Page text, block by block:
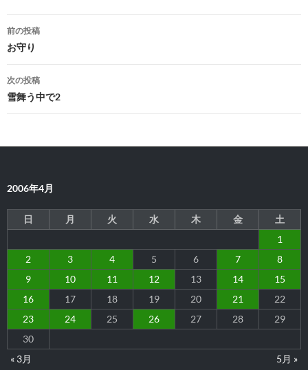
投
稿
ナ
ビ
ゲ
ー
ョ
前の投稿
お守り
次の投稿
雪舞う中で2
2006年4月
日 月 火 水 木 金
土
1
2
3 4 5 6 7
8
9
10 11 12 13 14
15
16
17 18 19 20 21
22
23
24 25 26 27 28
29
30
« 3月
5月 »